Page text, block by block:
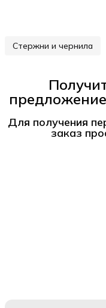
Стержни и чернила
Для получения
заказ